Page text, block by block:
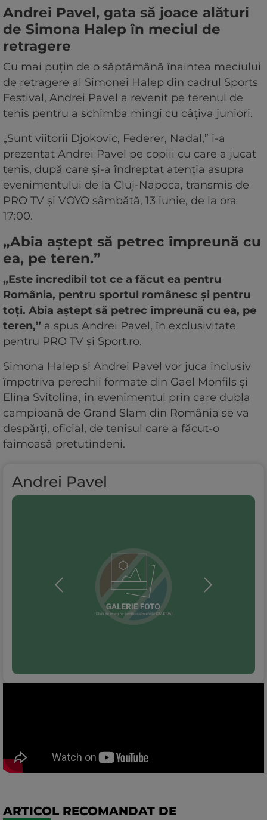
Andrei Pavel, gata să joace alături
de Simona Halep în meciul de
retragere
Cu mai puțin de o săptămână înaintea meciului
de retragere al Simonei Halep din cadrul Sports
Festival, Andrei Pavel a revenit pe terenul de
tenis pentru a schimba mingi cu câțiva juniori.
„Sunt viitorii Djokovic, Federer, Nadal,” i-a
prezentat Andrei Pavel pe copiii cu care a jucat
tenis, după care și-a îndreptat atenția asupra
evenimentului de la Cluj-Napoca, transmis de
PRO TV și VOYO sâmbătă, 13 iunie, de la ora
17:00.
„Abia aștept să petrec împreună cu
ea, pe teren.”
„Este incredibil tot ce a făcut ea pentru
România, pentru sportul românesc și pentru
toți. Abia aștept să petrec împreună cu ea, pe
teren,” a spus Andrei Pavel, în exclusivitate
pentru PRO TV și Sport.ro.
Simona Halep și Andrei Pavel vor juca inclusiv
împotriva perechii formate din Gael Monfils și
Elina Svitolina, în evenimentul prin care dubla
campioană de Grand Slam din România se va
despărți, oficial, de tenisul care a făcut-o
faimoasă pretutindeni.
Andrei Pavel
ARTICOL RECOMANDAT DE